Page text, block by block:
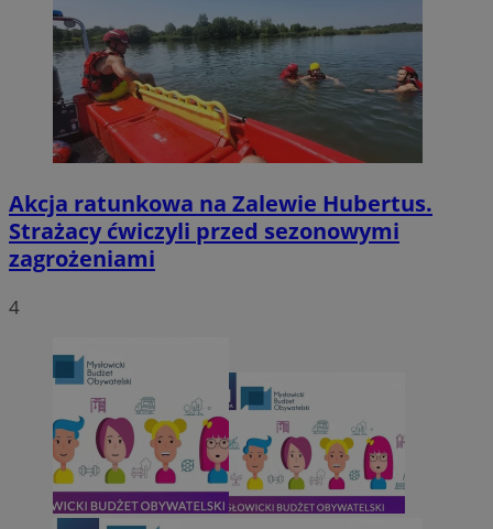
Akcja ratunkowa na Zalewie Hubertus.
Strażacy ćwiczyli przed sezonowymi
zagrożeniami
4